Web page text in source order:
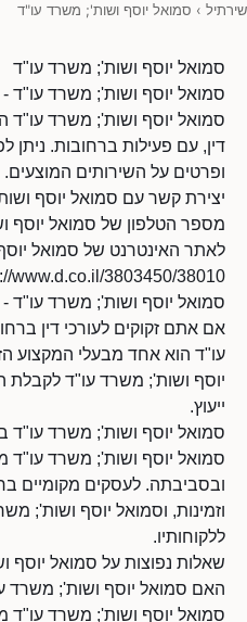
שירתיל › סמואל יוסף ושות'; משרד עו"ד
סמואל יוסף ושות'; משרד עו"ד
סמואל יוסף ושות'; משרד עו"ד -
סמואל יוסף ושות'; משרד עו"ד
דין, עם פעילות ברחובות. ניתן
ופרטים על השירותים המוצעים.
יצירת קשר עם סמואל יוסף
מספר הטלפון של סמואל יוסף ושות';
לאתר האינטרנט של סמואל
www.d.co.il/3803450/38010/
סמואל יוסף ושות'; משרד עו"ד -
אם אתם זקוקים לעורכי דין
עו"ד הוא אחד מבעלי המקצוע
יוסף ושות'; משרד עו"ד לקבלת
ייעוץ.
סמואל יוסף ושות'; משרד עו"ד
סמואל יוסף ושות'; משרד עו"ד
ובסביבתה. לעסקים מקומיים
וזמינות, וסמואל יוסף ושות';
ללקוחותיו.
שאלות נפוצות על סמואל יוסף
האם סמואל יוסף ושות'; משרד
סמואל יוסף ושות'; משרד עו"ד